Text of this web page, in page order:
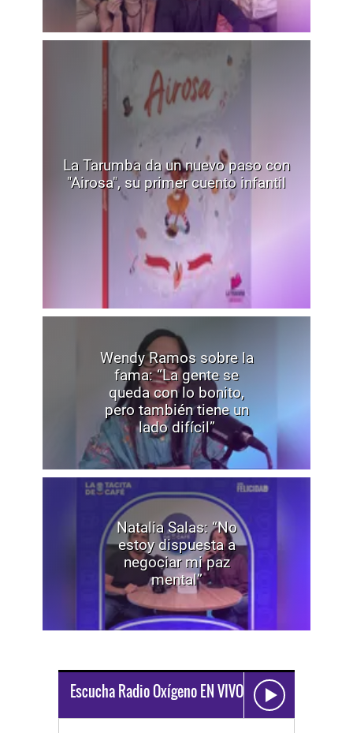
La Tarumba da un nuevo paso con
"Airosa", su primer cuento infantil
Wendy Ramos sobre la
fama: “La gente se
queda con lo bonito,
pero también tiene un
lado difícil”
Natalia Salas: “No
estoy dispuesta a
negociar mi paz
mental”
Escucha Radio Oxígeno EN VIVO